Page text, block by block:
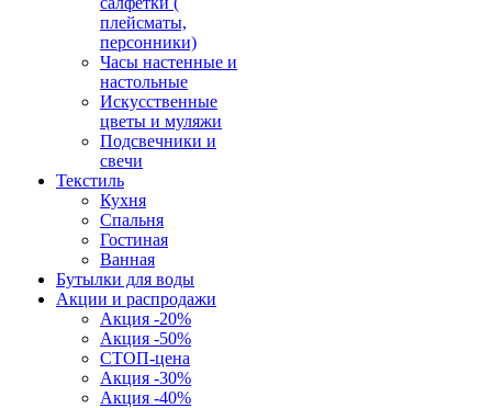
плейсматы,
персонники)
Часы настенные и
настольные
Искусственные
цветы и муляжи
Подсвечники и
свечи
Текстиль
Кухня
Спальня
Гостиная
Ванная
Бутылки для воды
Акции и распродажи
Акция -20%
Акция -50%
СТОП-цена
Акция -30%
Акция -40%